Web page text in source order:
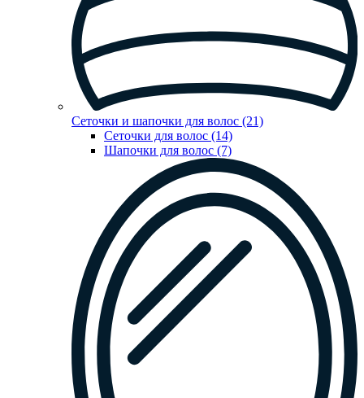
Сеточки и шапочки для волос (21)
Сеточки для волос (14)
Шапочки для волос (7)